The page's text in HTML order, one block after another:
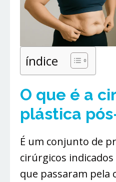
índice
O que é a
plástica
É um conjunto de
cirúrgicos
que passaram pela